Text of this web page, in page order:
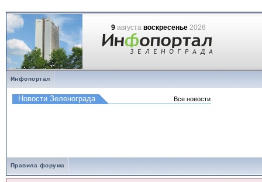
9августа воскресенье2026
Инфопортал
Правила форума